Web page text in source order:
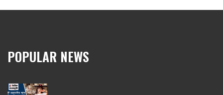
POPULAR NEWS